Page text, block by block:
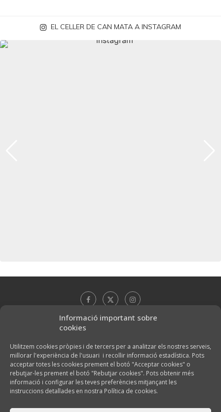
Informació important sobre
cookies
Utilitzem cookies pròpies i de tercers per a analitzar els nostres serveis,
millorar l'experiència de l'usuari i recollir informació estadística. Pots
acceptar totes les cookies prement el botó "Acceptar cookies" o
rebutjar-les prement el botó "Rebutjar cookies". Pots obtenir més
informació i configurar les teves preferències mitjançant les
instruccions detallades en nostra Política de cookies.
EL CELLER DE CAN MATA A INSTAGRAM